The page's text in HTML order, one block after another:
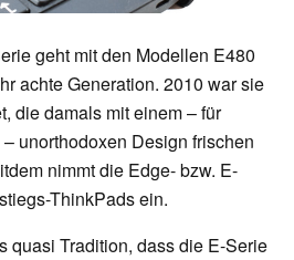
geht mit den Modellen E480
achte Generation. 2010 war sie
die damals mit einem – für
unorthodoxen Design frischen
nimmt die Edge- bzw. E-
ThinkPads ein.
quasi Tradition, dass die E-Serie